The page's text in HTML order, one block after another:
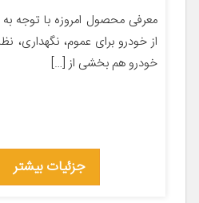
معرفی محصول امروزه با توجه به
از خودرو برای عموم، نگهداری،
خودرو هم بخشی از […]
جزئیات بیشتر